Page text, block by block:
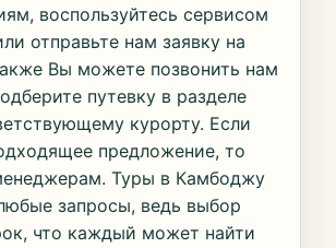
воспользуйтесь сервисом
отправьте нам заявку на
Вы можете позвонить нам
путевку в разделе
курорту. Если
предложение, то
Туры в Камбоджу
запросы, ведь выбор
что каждый может найти